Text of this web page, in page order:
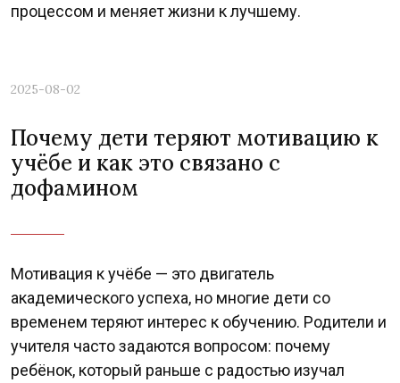
процессом и меняет жизни к лучшему.
2025-08-02
Почему дети теряют мотивацию к
учёбе и как это связано с
дофамином
Мотивация к учёбе — это двигатель
академического успеха, но многие дети со
временем теряют интерес к обучению. Родители и
учителя часто задаются вопросом: почему
ребёнок, который раньше с радостью изучал